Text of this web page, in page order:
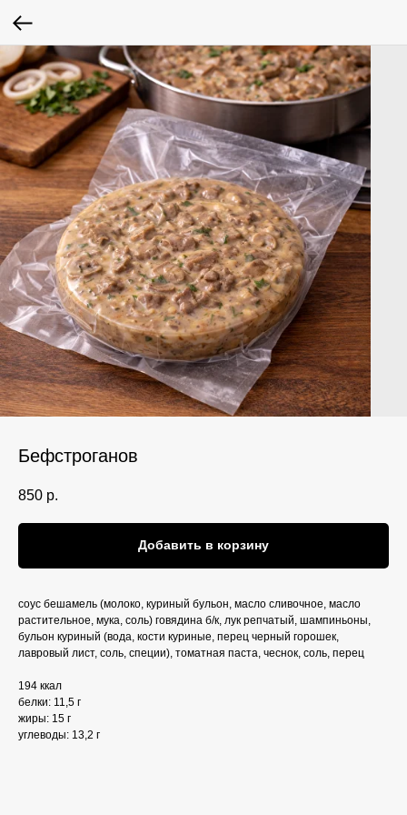
Бефстроганов
850 р.
Добавить в корзину
соус бешамель (молоко, куриный бульон, масло сливочное, масло
растительное, мука, соль) говядина б/к, лук репчатый, шампиньоны,
бульон куриный (вода, кости куриные, перец черный горошек,
лавровый лист, соль, специи), томатная паста, чеснок, соль, перец
194 ккал
белки: 11,5 г
жиры: 15 г
углеводы: 13,2 г